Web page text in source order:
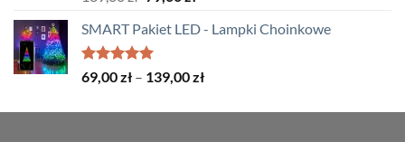
na 5
wynosiła:
139,00 zł.
wynosi:
SMART Pakiet LED - Lampki Choinkowe
Oceniono
5.00
69,00zł – 139,00złZakres
od